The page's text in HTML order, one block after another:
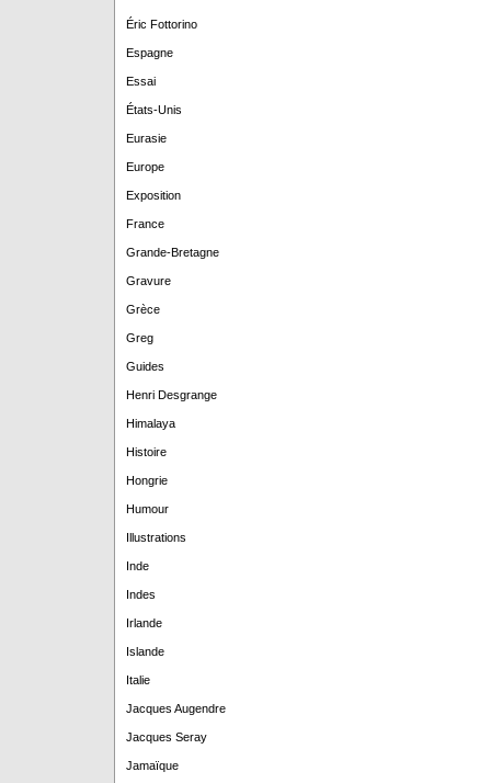
Éric Fottorino
Espagne
Essai
États-Unis
Eurasie
Europe
Exposition
France
Grande-Bretagne
Gravure
Grèce
Greg
Guides
Henri Desgrange
Himalaya
Histoire
Hongrie
Humour
Illustrations
Inde
Indes
Irlande
Islande
Italie
Jacques Augendre
Jacques Seray
Jamaïque